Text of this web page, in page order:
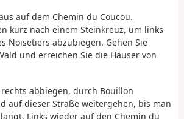
auf dem Chemin du Coucou.
kurz nach einem Steinkreuz, um links
Noisetiers abzubiegen. Gehen Sie
und erreichen Sie die Häuser von
abbiegen, durch Bouillon
auf dieser Straße weitergehen, bis man
Links wieder auf den Chemin du